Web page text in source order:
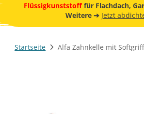
Flüssigkunststofffür Flachdach,
Weitere ➔ Jetzt
Startseite Alfa Zahnkelle mit Softgriff